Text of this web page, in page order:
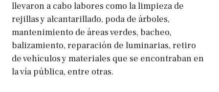
llevaron a cabo labores como la limpieza de
rejillas y alcantarillado, poda de árboles,
mantenimiento de áreas verdes, bacheo,
balizamiento, reparación de luminarias, retiro
de vehículos y materiales que se encontraban en
la vía pública, entre otras.